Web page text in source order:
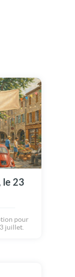
le 23
pour
juillet.